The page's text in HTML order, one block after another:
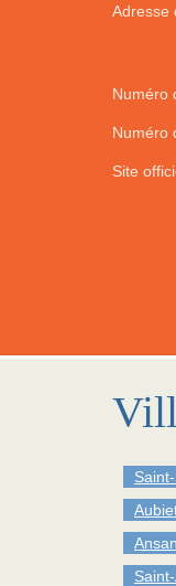
Adresse
Numéro
Numéro
Site
Ansan